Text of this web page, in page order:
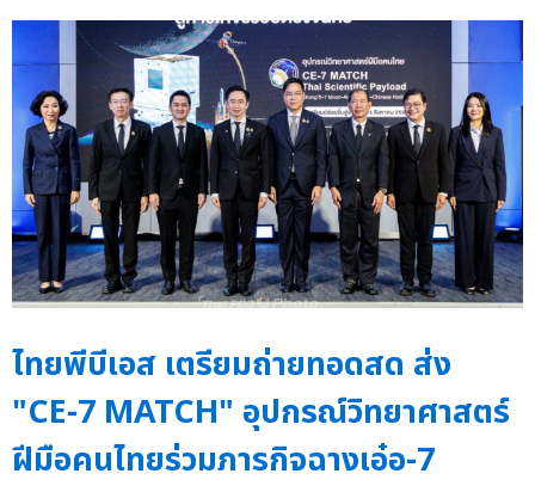
ไทยพีบีเอส เตรียมถ่ายทอดสด ส่ง
"CE-7 MATCH" อุปกรณ์วิทยาศาสตร์
ฝีมือคนไทยร่วมภารกิจฉางเอ๋อ-7